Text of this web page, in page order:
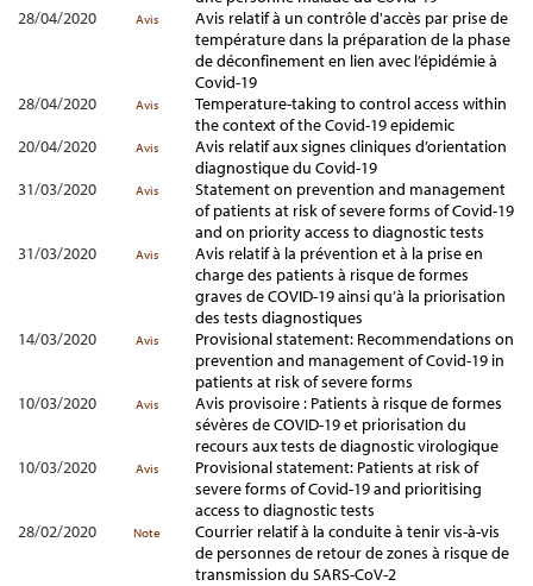
28/04/2020
Avis
Avis relatif à un contrôle d'accès par prise de
température dans la préparation de la phase
de déconfinement en lien avec l’épidémie à
Covid-19
28/04/2020
Avis
Temperature-taking to control access within
the context of the Covid-19 epidemic
20/04/2020
Avis
Avis relatif aux signes cliniques d’orientation
diagnostique du Covid-19
31/03/2020
Avis
Statement on prevention and management
of patients at risk of severe forms of Covid-19
and on priority access to diagnostic tests
31/03/2020
Avis
Avis relatif à la prévention et à la prise en
charge des patients à risque de formes
graves de COVID-19 ainsi qu’à la priorisation
des tests diagnostiques
14/03/2020
Avis
Provisional statement: Recommendations on
prevention and management of Covid-19 in
patients at risk of severe forms
10/03/2020
Avis
Avis provisoire : Patients à risque de formes
sévères de COVID-19 et priorisation du
recours aux tests de diagnostic virologique
10/03/2020
Avis
Provisional statement: Patients at risk of
severe forms of Covid-19 and prioritising
access to diagnostic tests
28/02/2020
Note
Courrier relatif à la conduite à tenir vis-à-vis
de personnes de retour de zones à risque de
transmission du SARS-CoV-2